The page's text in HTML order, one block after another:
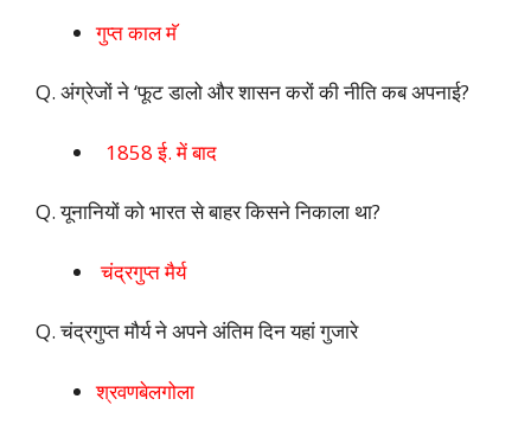
गुप्त काल मॅ
Q. अंग्रेजों ने ‘फूट डालो और शासन करों की नीति कब अपनाई?
1858 ई. में बाद
Q. यूनानियों को भारत से बाहर किसने निकाला था?
चंद्रगुप्त मैर्य
Q. चंद्रगुप्त मौर्य ने अपने अंतिम दिन यहां गुजारे
श्रवणबेलगोला